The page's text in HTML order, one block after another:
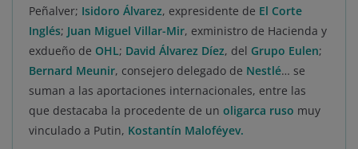
Peñalver; Isidoro Álvarez, expresidente de El Corte
Inglés; Juan Miguel Villar-Mir, exministro de Hacienda y
exdueño de OHL; David Álvarez Díez, del Grupo Eulen;
Bernard Meunir, consejero delegado de Nestlé… se
suman a las aportaciones internacionales, entre las
que destacaba la procedente de un oligarca ruso muy
vinculado a Putin, Kostantín Maloféyev.